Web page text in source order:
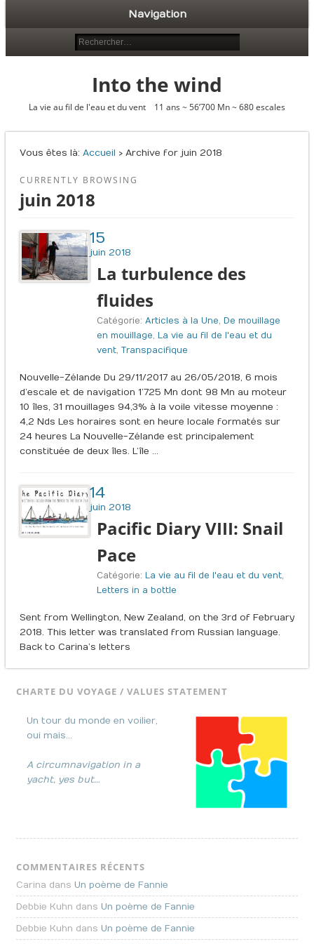
Navigation
Into the wind
La vie au fil de l'eau et du vent 11 ans ~ 56’700 Mn ~ 680 escales
Vous êtes là : Accueil › Archive for juin 2018
CURRENTLY BROWSING
juin 2018
15
juin 2018
La turbulence des
fluides
Catégorie:Articles à la Une, De mouillage
en mouillage, La vie au fil de l'eau et du
vent,Transpacifique
Nouvelle-Zélande Du 29/11/2017 au 26/05/2018, 6 mois
d’escale et de navigation 1’725 Mn dont 98 Mn au moteur
10 îles, 31 mouillages 94,3% à la voile vitesse moyenne :
4,2 Nds Les horaires sont en heure locale formatés sur
24 heures La Nouvelle-Zélande est principalement
constituée de deux îles. L’île …
14
juin 2018
Pacific Diary VIII: Snail
Pace
Catégorie: La vie au fil de l'eau et du vent,
Letters in a bottle
Sent from Wellington, New Zealand, on the 3rd of February
2018. This letter was translated from Russian language.
Back to Carina’s letters
CHARTE DU VOYAGE / VALUES STATEMENT
Un tour du monde en voilier,
oui mais…
A circumnavigation in a
yacht, yes but…
COMMENTAIRES RÉCENTS
Carina dansUn poème de Fannie
Debbie Kuhn dansUn poème de Fannie
Debbie Kuhn dansUn poème de Fannie